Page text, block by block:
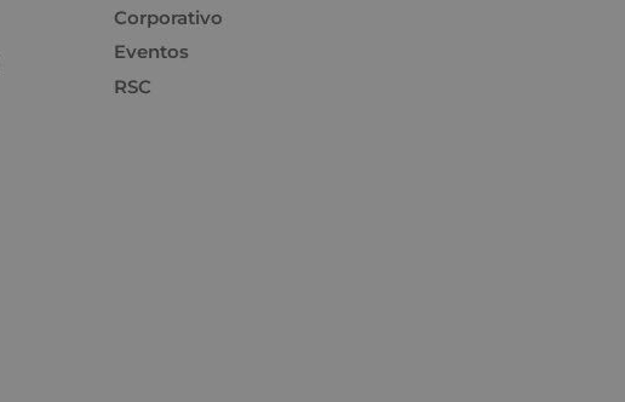
Corporativo
Eventos
RSC